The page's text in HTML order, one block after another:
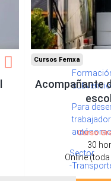
Para
Sector
-
Cursos Femxa
Acompañante
Curso
30
Online